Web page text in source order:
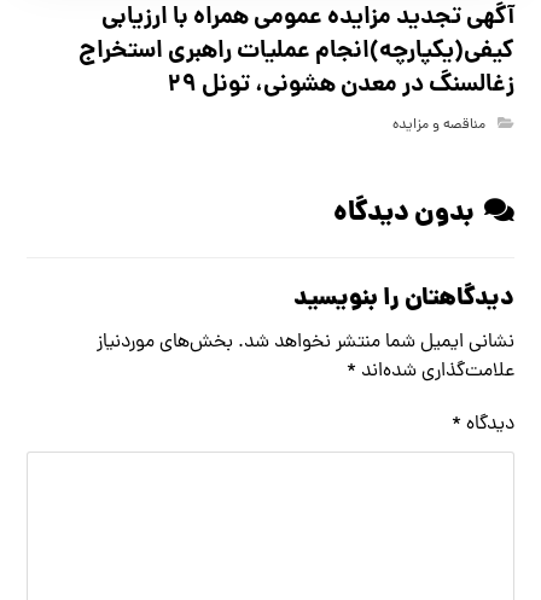
آگهي تجدید مزايده عمومی همراه با ارزیابی
کیفی(یکپارچه)انجام عملیات راهبری استخراج
زغالسنگ در معدن هشونی، تونل ۲۹
مناقصه و مزایده
بدون دیدگاه
دیدگاهتان را بنویسید
نشانی ایمیل شما منتشر نخواهد شد. بخش‌های موردنیاز
علامت‌گذاری شده‌اند *
دیدگاه *